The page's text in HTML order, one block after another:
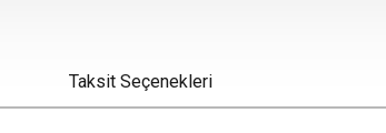
Taksit Seçenekleri